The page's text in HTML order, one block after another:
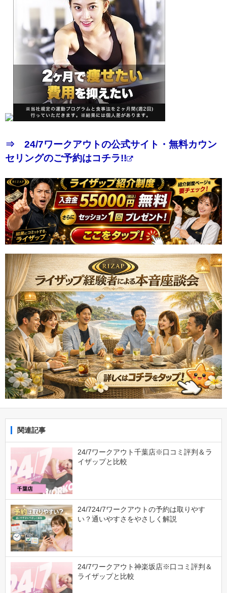
⇒ 24/7ワークアウトの公式サイト・無料カウン
セリングのご予約はコチラ!!
関連記事
24/7ワークアウト千葉店※口コミ評判＆ラ
イザップと比較
24/724/7ワークアウトの予約は取りやす
い？通いやすさをやさしく解説
24/7ワークアウト神楽坂店※口コミ評判＆
ライザップと比較